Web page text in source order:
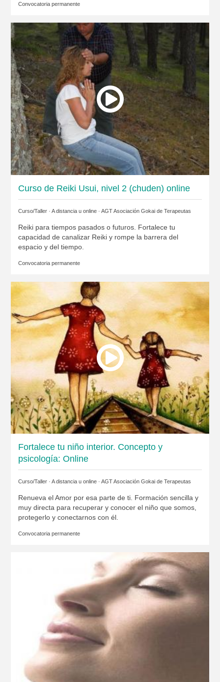
Convocatoria permanente
Curso de Reiki Usui, nivel 2 (chuden) online
Curso/Taller · A distancia u online · AGT Asociación Gokai de Terapeutas
Reiki para tiempos pasados o futuros. Fortalece tu
capacidad de canalizar Reiki y rompe la barrera del
espacio y del tiempo.
Convocatoria permanente
Fortalece tu niño interior. Concepto y
psicología: Online
Curso/Taller · A distancia u online · AGT Asociación Gokai de Terapeutas
Renueva el Amor por esa parte de ti. Formación sencilla y
muy directa para recuperar y conocer el niño que somos,
protegerlo y conectarnos con él.
Convocatoria permanente